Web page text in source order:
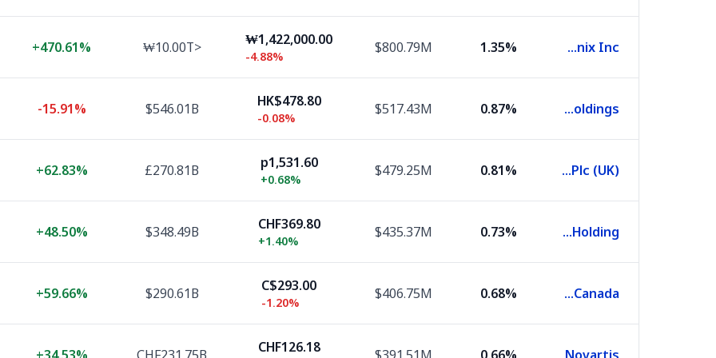
SK hynix Inc.
1.35%
$800.79M
₩1,422,000.00
-4.88%
₩10.00T>
+470.61%
Tencent Holdings
0.87%
$517.43M
HK$478.80
-0.08%
$546.01B
-15.91%
Hsbc Holdings Plc (UK)
0.81%
$479.25M
p1,531.60
+0.68%
£270.81B
+62.83%
Roche Holding
0.73%
$435.37M
CHF369.80
+1.40%
$348.49B
+48.50%
Royal Bank Of Canada
0.68%
$406.75M
C$293.00
-1.20%
$290.61B
+59.66%
CHF126.18